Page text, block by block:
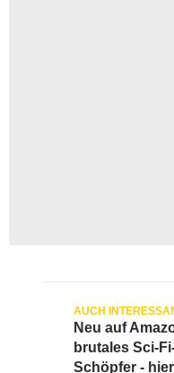
Neu auf
brutales Sci-
Schöpfer -